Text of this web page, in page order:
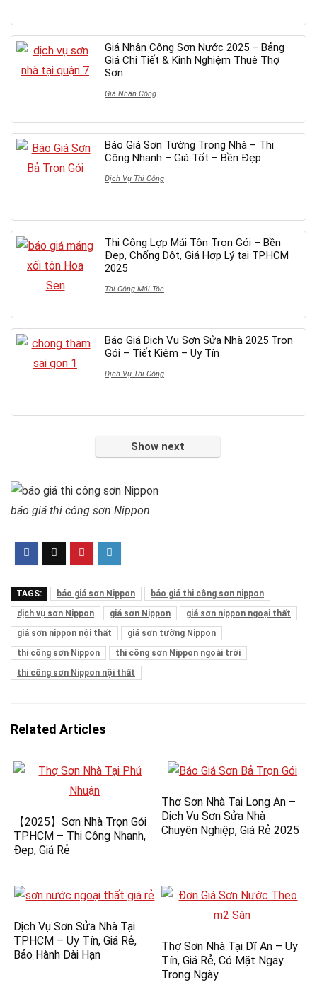
Giá Nhân Công Sơn Nước 2025 – Bảng
Giá Chi Tiết & Kinh Nghiệm Thuê Thợ
Sơn
Giá Nhân Công
Báo Giá Sơn Tường Trong Nhà – Thi
Công Nhanh – Giá Tốt – Bền Đẹp
Dịch Vụ Thi Công
Thi Công Lợp Mái Tôn Trọn Gói – Bền
Đẹp, Chống Dột, Giá Hợp Lý tại TP.HCM
2025
Thi Công Mái Tôn
Báo Giá Dịch Vụ Sơn Sửa Nhà 2025 Trọn
Gói – Tiết Kiệm – Uy Tín
Dịch Vụ Thi Công
Show next
báo giá thi công sơn Nippon
TAGS: báo giá sơn Nippon
báo giá thi công sơn nippon
dịch vụ sơn Nippon
giá sơn Nippon
giá sơn nippon ngoại thất
giá sơn nippon nội thất
giá sơn tường Nippon
thi công sơn Nippon
thi công sơn Nippon ngoài trời
thi công sơn Nippon nội thất
Related Articles
【2025】Sơn Nhà Trọn Gói
TPHCM – Thi Công Nhanh,
Đẹp, Giá Rẻ
Thợ Sơn Nhà Tại Long An –
Dịch Vụ Sơn Sửa Nhà
Chuyên Nghiệp, Giá Rẻ 2025
Dịch Vụ Sơn Sửa Nhà Tại
TPHCM – Uy Tín, Giá Rẻ,
Bảo Hành Dài Hạn
Thợ Sơn Nhà Tại Dĩ An – Uy
Tín, Giá Rẻ, Có Mặt Ngay
Trong Ngày